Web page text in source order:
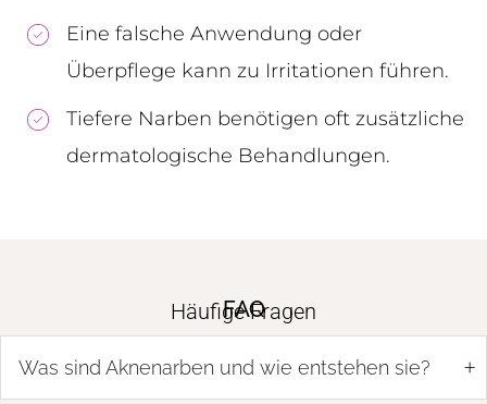
Eine falsche Anwendung oder
Überpflege kann zu Irritationen führen.
Tiefere Narben benötigen oft zusätzliche
dermatologische Behandlungen.
FAQ
Häufige Fragen
Was sind Aknenarben und wie entstehen sie? +